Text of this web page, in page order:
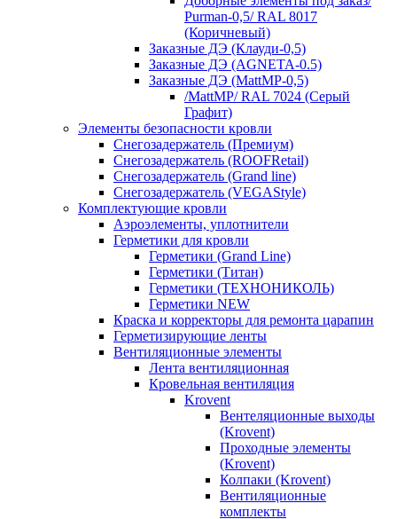
Purman-0,5/ RAL 8017
(Коричневый)
Заказные ДЭ (Клауди-0,5)
Заказные ДЭ (AGNETA-0.5)
Заказные ДЭ (MattMP-0,5)
/MattMP/ RAL 7024 (Серый
Графит)
Элементы безопасности кровли
Снегозадержатель (Премиум)
Снегозадержатель (ROOFRetail)
Снегозадержатель (Grand line)
Снегозадержатель (VEGAStyle)
Комплектующие кровли
Аэроэлементы, уплотнители
Герметики для кровли
Герметики (Grand Line)
Герметики (Титан)
Герметики (ТЕХНОНИКОЛЬ)
Герметики NEW
Краска и корректоры для ремонта царапин
Герметизирующие ленты
Вентиляционные элементы
Лента вентиляционная
Кровельная вентиляция
Krovent
Вентеляционные выходы
(Krovent)
Проходные элементы
(Krovent)
Колпаки (Krovent)
Вентиляционные
комплекты